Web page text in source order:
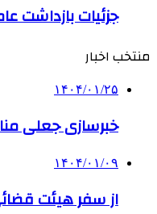
جزئیات بازداشت
منتخب اخبار
۱۴۰۴/۰۱/۲۵
خبرسازی جعلی
۱۴۰۴/۰۱/۰۹
از سفر هیئت